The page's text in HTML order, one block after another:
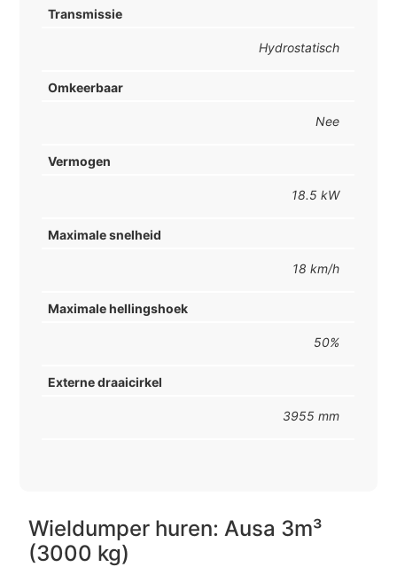
Wieldumper huren: Ausa 3m³
(3000 kg)
Transmissie
Hydrostatisch
Omkeerbaar
Nee
Vermogen
18.5 kW
Maximale snelheid
18 km/h
Maximale hellingshoek
50%
Externe draaicirkel
3955 mm